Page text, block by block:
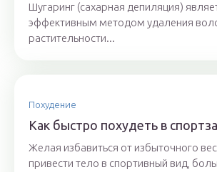
Шугаринг (сахарная депиляция)
эффективным методом удаления
растительности...
Похудение
Как быстро похудеть в
Желая избавиться от избыточного
привести тело в спортивный вид,